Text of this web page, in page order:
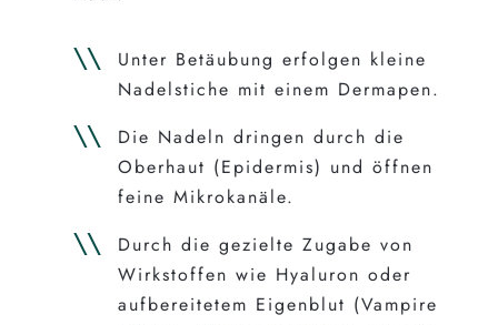
Unter Betäubung erfolgen kleine
Nadelstiche mit einem Dermapen.
Die Nadeln dringen durch die
Oberhaut (Epidermis) und öffnen
feine Mikrokanäle.
Durch die gezielte Zugabe von
Wirkstoffen wie Hyaluron oder
aufbereitetem Eigenblut (Vampire